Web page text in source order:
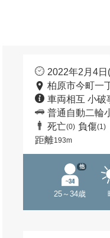
2022年2月4日
柏原市今町一
車両相互 小破
普通自動二輪
死亡(0) 負傷(1)
距離193m
25～34歳
他